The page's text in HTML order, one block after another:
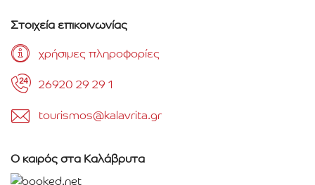
Στοιχεία επικοινωνίας
χρήσιμες πληροφορίες
26920 29 29 1
tourismos@kalavrita.gr
Ο καιρός στα Καλάβρυτα